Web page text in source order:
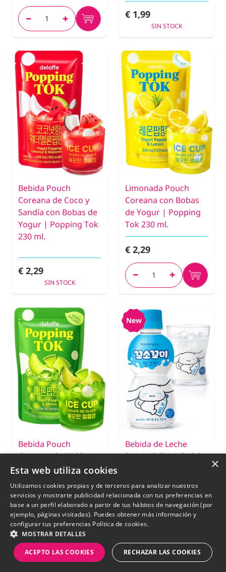
€ 1,99
SIN STOCK
Bebida Pouch
Coreana de Coco y
Sandía con Bobas de
Yogur | Popping Tok
230 ml.
€ 2,29
SIN STOCK
Limonada Pouch
Coreana con Bobas
de Yogur | Popping
Tok 230 ml.
€ 2,29
Bebida Pouch
Coreana de Melón
con Bobas de Yogur
ml.
€ 2,29
SIN STOCK
New
Bebida de Leche
Sanrio & Friends | 3
€ 2,00
×
Esta web utiliza cookies
Utilizamos cookies propias y de terceros para analizar nuestros
servicios y mostrarte publicidad relacionada con tus preferencias en
base a un perfil elaborado a partir de tus hábitos de navegación (por
ejemplo, páginas visitadas). Puedes obtener más información y
configurar tus preferencias Política de cookies.
MOSTRAR DETALLES
ACEPTO LAS COOKIES RECHAZAR LAS COOKIES